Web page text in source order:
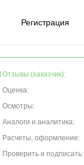
Регистрация
Отзывы (заказчик):
Оценка:
Осмотры:
Аналоги и аналитика:
Расчеты, оформление:
Проверить и подписать: